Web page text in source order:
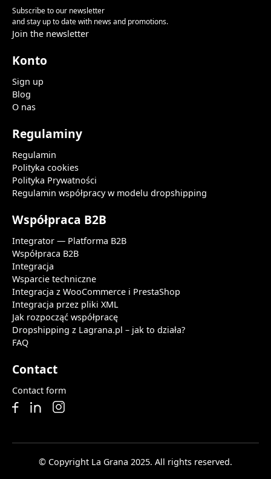
Subscribe to our newsletter
and stay up to date with news and promotions.
Join the newsletter
Konto
Sign up
Blog
O nas
Regulaminy
Regulamin
Polityka cookies
Polityka Prywatności
Regulamin współpracy w modelu dropshipping
Współpraca B2B
Integrator — Platforma B2B
Współpraca B2B
Integracja
Wsparcie techniczne
Integracja z WooCommerce i PrestaShop
Integracja przez pliki XML
Jak rozpocząć współpracę
Dropshipping z Lagrana.pl – jak to działa?
FAQ
Contact
Contact form
© Copyright La Grana 2025. All rights reserved.